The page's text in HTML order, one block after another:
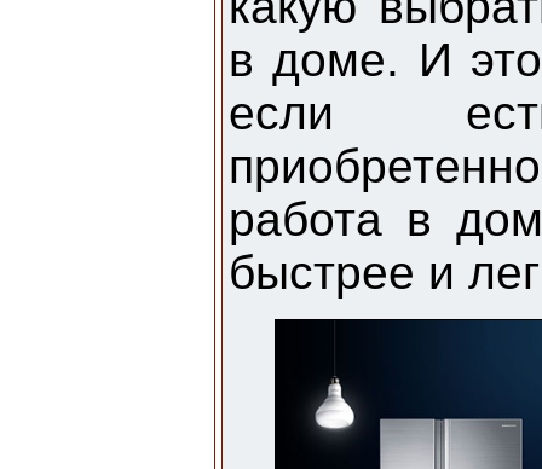
в доме. И
если
работа в
быстрее и